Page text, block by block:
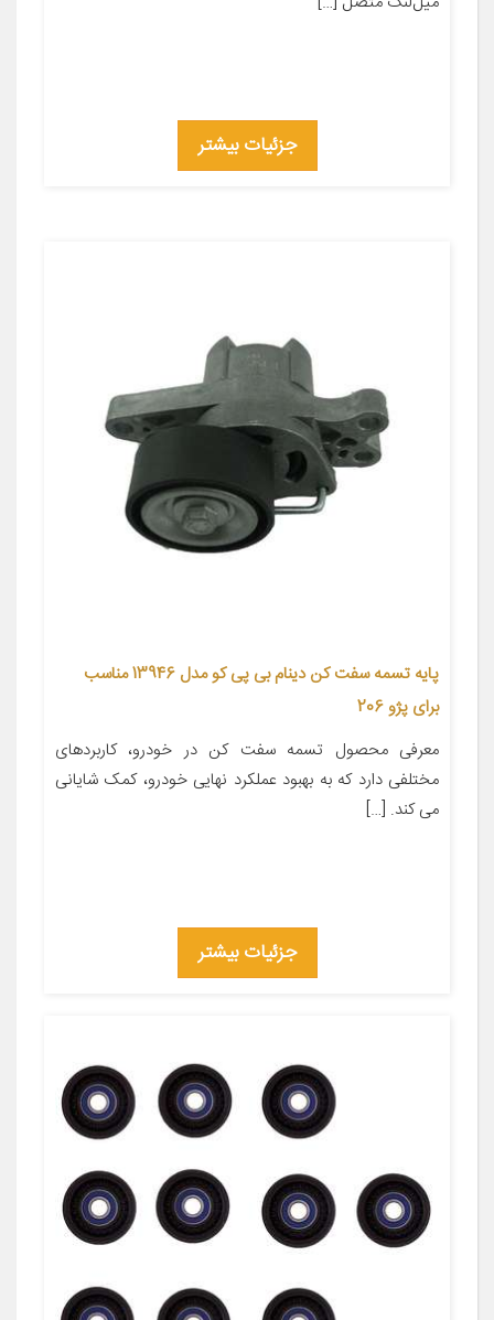
جزئیات بیشتر
پایه تسمه سفت کن دینام بی پی کو مدل 13946 مناسب
برای پژو 206
معرفی محصول تسمه سفت کن در خودرو، کاربردهای
مختلفی دارد که به بهبود عملکرد نهایی خودرو، کمک شایانی
می کند. […]
جزئیات بیشتر